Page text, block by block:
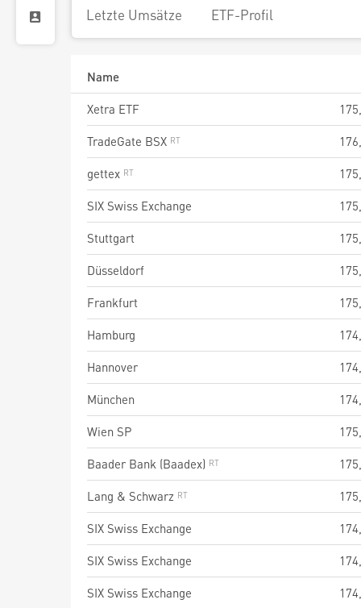
Letzte Umsätze ETF-Profil
Name
Xetra ETF
TradeGate BSX
gettex
SIX Swiss Exchange
Stuttgart
Düsseldorf
Frankfurt
Hamburg
Hannover
München
Wien SP
Baader Bank (Baadex)
Lang & Schwarz
SIX Swiss Exchange
SIX Swiss Exchange
SIX Swiss Exchange